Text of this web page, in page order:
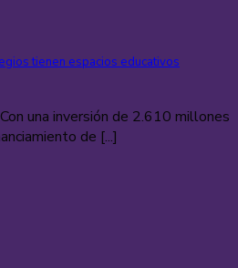
tienen espacios educativos
una inversión de 2.610 millones
de [...]